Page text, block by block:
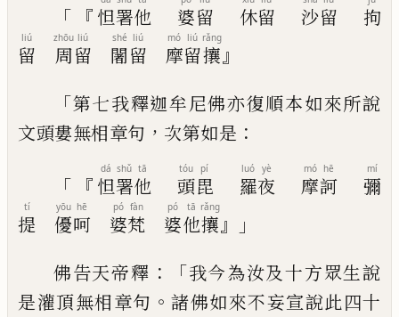
「『 怛署他 婆留 休留 沙留 拘
留
liú
周
zhōu
留
liú
闍
shé
留
liú
摩
mó
留
liú
攘
rǎng
』
「第七我釋迦牟尼佛亦復順本如來所說
文頭婁無相章句 ， 次第如是 ：
「『 怛
dá
署
shǔ
他
tā
頭
tóu
毘
pí
羅
luó
夜
yè
摩
mó
訶
hē
彌
mí
提
tí
優
yōu
呵
hē
婆
pó
梵
fàn
婆
pó
他
tā
攘
rǎng
』」
佛告天帝釋 ：「我今為汝及十方眾生說
是灌頂無相章句 。 諸佛如來不妄宣說此四十